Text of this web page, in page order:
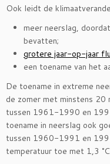
Ook leidt de
meer neerslag,
bevatten;
grotere jaar-op-jaar
een toename van het
De toename in extreme
de zomer met minstens
tussen 1961-1990 en
toename in neerslag ook
tussen 1960-1991 en
temperatuur toe met 1,3